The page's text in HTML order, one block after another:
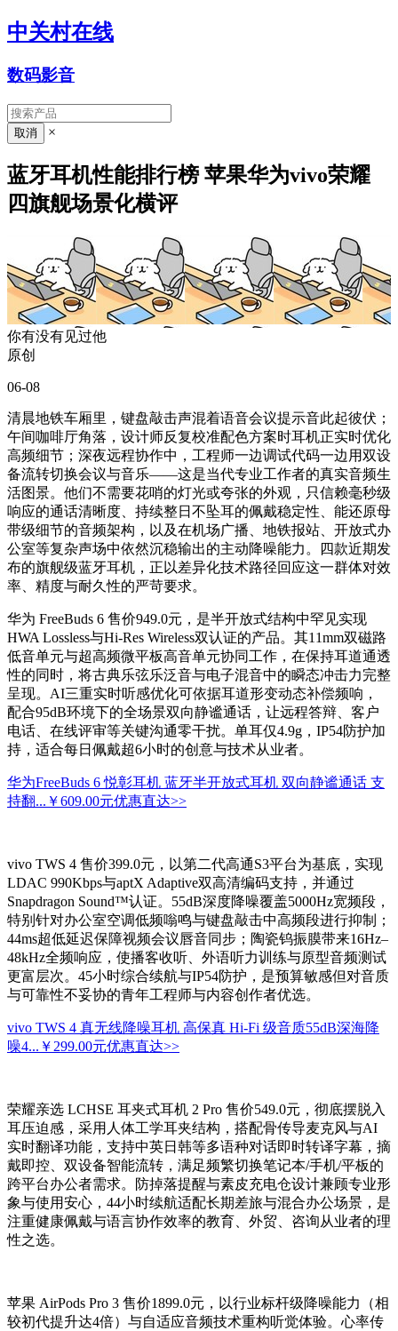
中关村在线
数码影音
×
蓝牙耳机性能排行榜 苹果华为vivo荣耀
四旗舰场景化横评
你有没有见过他
原创
06-08
清晨地铁车厢里，键盘敲击声混着语音会议提示音此起彼伏；
午间咖啡厅角落，设计师反复校准配色方案时耳机正实时优化
高频细节；深夜远程协作中，工程师一边调试代码一边用双设
备流转切换会议与音乐——这是当代专业工作者的真实音频生
活图景。他们不需要花哨的灯光或夸张的外观，只信赖毫秒级
响应的通话清晰度、持续整日不坠耳的佩戴稳定性、能还原母
带级细节的音频架构，以及在机场广播、地铁报站、开放式办
公室等复杂声场中依然沉稳输出的主动降噪能力。四款近期发
布的旗舰级蓝牙耳机，正以差异化技术路径回应这一群体对效
率、精度与耐久性的严苛要求。
华为 FreeBuds 6 售价949.0元，是半开放式结构中罕见实现
HWA Lossless与Hi-Res Wireless双认证的产品。其11mm双磁路
低音单元与超高频微平板高音单元协同工作，在保持耳道通透
性的同时，将古典乐弦乐泛音与电子混音中的瞬态冲击力完整
呈现。AI三重实时听感优化可依据耳道形变动态补偿频响，
配合95dB环境下的全场景双向静谧通话，让远程答辩、客户
电话、在线评审等关键沟通零干扰。单耳仅4.9g，IP54防护加
持，适合每日佩戴超6小时的创意与技术从业者。
华为FreeBuds 6 悦彰耳机 蓝牙半开放式耳机 双向静谧通话 支
持翻... ￥609.00元优惠直达>>
vivo TWS 4 售价399.0元，以第二代高通S3平台为基底，实现
LDAC 990Kbps与aptX Adaptive双高清编码支持，并通过
Snapdragon Sound™认证。55dB深度降噪覆盖5000Hz宽频段，
特别针对办公室空调低频嗡鸣与键盘敲击中高频段进行抑制；
44ms超低延迟保障视频会议唇音同步；陶瓷钨振膜带来16Hz–
48kHz全频响应，使播客收听、外语听力训练与原型音频测试
更富层次。45小时综合续航与IP54防护，是预算敏感但对音质
与可靠性不妥协的青年工程师与内容创作者优选。
vivo TWS 4 真无线降噪耳机 高保真 Hi-Fi 级音质55dB深海降
噪4... ￥299.00元优惠直达>>
荣耀亲选 LCHSE 耳夹式耳机 2 Pro 售价549.0元，彻底摆脱入
耳压迫感，采用人体工学耳夹结构，搭配骨传导麦克风与AI
实时翻译功能，支持中英日韩等多语种对话即时转译字幕，摘
戴即控、双设备智能流转，满足频繁切换笔记本/手机/平板的
跨平台办公者需求。防掉落提醒与素皮充电仓设计兼顾专业形
象与使用安心，44小时续航适配长期差旅与混合办公场景，是
注重健康佩戴与语言协作效率的教育、外贸、咨询从业者的理
性之选。
苹果 AirPods Pro 3 售价1899.0元，以行业标杆级降噪能力（相
较初代提升达4倍）与自适应音频技术重构听觉体验。心率传